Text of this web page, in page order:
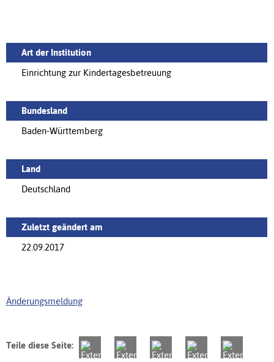
Art der Institution
Einrichtung zur Kindertagesbetreuung
Bundesland
Baden-Württemberg
Land
Deutschland
Zuletzt geändert am
22.09.2017
Änderungsmeldung
Teile diese Seite: